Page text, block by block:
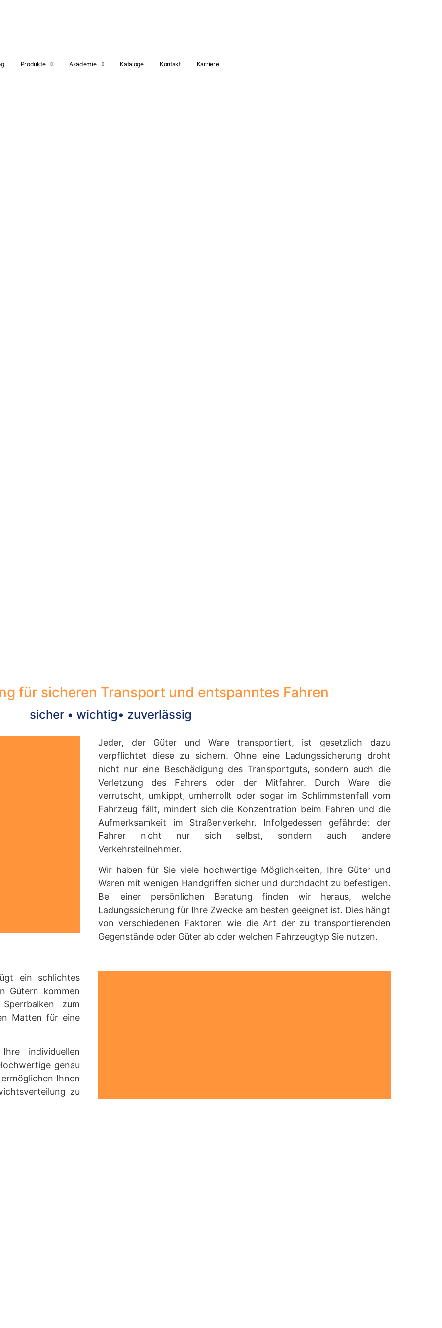
Produkte Akademie Kataloge Kontakt Karriere
für sicheren Transport und entspanntes Fahren
sicher • wichtig• zuverlässig
Jeder, der Güter und Ware transportiert, ist gesetzlich dazu
verpflichtet diese zu sichern. Ohne eine Ladungssicherung droht
nicht nur eine Beschädigung des Transportguts, sondern auch die
Verletzung des Fahrers oder der Mitfahrer. Durch Ware die
verrutscht, umkippt, umherrollt oder sogar im Schlimmstenfall vom
Fahrzeug fällt, mindert sich die Konzentration beim Fahren und die
Aufmerksamkeit im Straßenverkehr. Infolgedessen gefährdet der
Fahrer nicht nur sich selbst, sondern auch andere
Verkehrsteilnehmer.
Wir haben für Sie viele hochwertige Möglichkeiten, Ihre Güter und
Waren mit wenigen Handgriffen sicher und durchdacht zu befestigen.
Bei einer persönlichen Beratung finden wir heraus, welche
Ladungssicherung für Ihre Zwecke am besten geeignet ist. Dies hängt
von verschiedenen Faktoren wie die Art der zu transportierenden
Gegenstände oder Güter ab oder welchen Fahrzeugtyp Sie nutzen.
ein schlichtes
Gütern kommen
zum
Matten für eine
individuellen
genau
Ihnen
zu